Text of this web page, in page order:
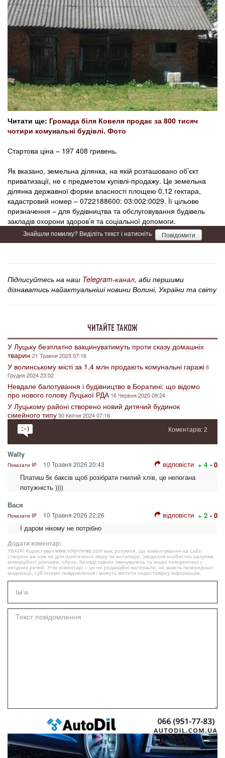
Читати ще: Громада біля Ковеля продає за 800 тисяч
чотири комунальні будівлі. Фото
Стартова ціна – 197 408 гривень.
Як вказано, земельна ділянка, на якій розташовано об’єкт
приватизації, не є предметом купівлі-продажу. Це земельна
ділянка державної форми власності площею 0,12 гектара,
кадастровий номер – 0722188600: 03:002:0029. Її цільове
призначення – для будівництва та обслуговування будівель
закладів охорони здоров’я та соціальної допомоги.
Знайшли помилку? Виділіть текст і натисніть Повідомити
Підписуйтесь на наш Telegram-канал, аби першими
дізнаватись найактуальніші новини Волині, України та світу
ЧИТАЙТЕ ТАКОЖ
У Луцьку безплатно вакцинуватимуть проти сказу домашніх
тварин21 Травня 2023 07:16
У волинському місті за 1,4 млн продають комунальні гаражі8
Грудня 2024 23:02
Невдале балотування і будівництво в Боратині: що відомо
про нового голову Луцької РДА 16 Червня 2020 09:24
У Луцькому районі створено новий дитячий будинок
сімейного типу30 Квітня 2024 07:16
Коментарів: 2
Wally
Показати IP 10 Травня 2026 20:43 відповісти + 4 - 0
Платиш 5к баксів щоб розібрати гнилий хлів, це непогана
потужність ))))
Вася
Показати IP 10 Травня 2026 22:26 відповісти + 2 - 0
І даром нікому не потрібно
Додати коментар:
УВАГА! Користувач www.volynnews.com має розуміти, що коментування на сайті
створені аж ніяк не для політичного піару чи антипіару, зведення особистих рахунків,
комерційної реклами, образ, безпідставних звинувачень та інших некоректних і
негідних речей. Утім коментарі – це не редакційні матеріали, не мають попередньої
модерації, суб’єктивні повідомлення і можуть містити недостовірну інформацію.